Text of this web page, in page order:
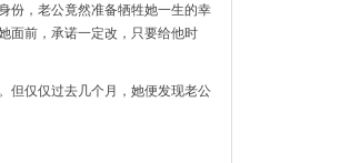
份，老公竟然准备牺牲她一生的幸
面前，承诺一定改，只要给他时
但仅仅过去几个月，她便发现老公